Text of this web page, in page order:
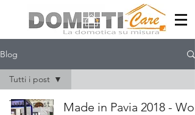
Blog
Tutti i post
Tutti i post
Made in Pavia 2018 -